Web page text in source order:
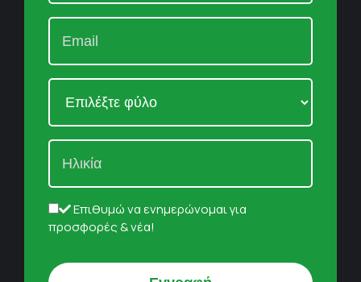
Επιθυμώ να ενημερώνομαι για
προσφορές & νέα!